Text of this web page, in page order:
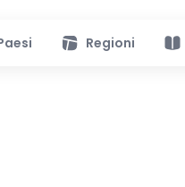
Regioni